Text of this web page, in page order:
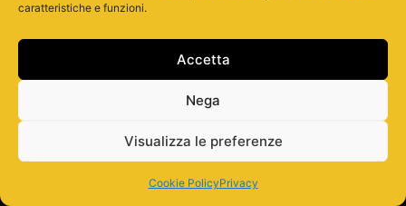
caratteristiche e funzioni.
Accetta
Nega
Visualizza le preferenze
Cookie PolicyPrivacy